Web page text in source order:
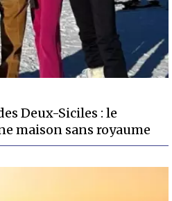
Deux-Siciles : le
maison sans royaume